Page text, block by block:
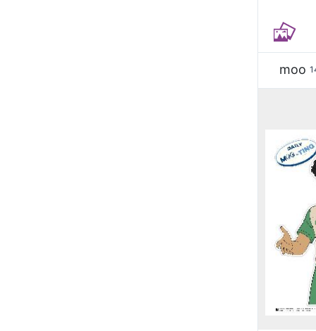
moo